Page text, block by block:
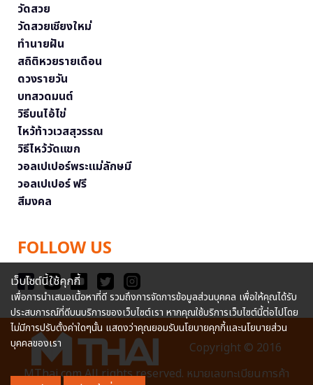
วัดสวย
วัดสวยเชียงใหม่
ทำนายฝัน
สถิติหวยรายเดือน
ดวงรายวัน
บทสวดมนต์
วิธีบนไอ้ไข่
ไหว้ท้าวเวสสุวรรณ
วิธีไหว้วัดแขก
วอลเปเปอร์พระแม่ลักษมี
วอลเปเปอร์ ฟรี
สีมงคล
FOLLOW US
Copyright © 2016
MThai.com All rights reserved. หมายเลขทะเบียนการค้า
เว็บไซต์นี้ใช้คุกกี้
เพื่อการนำเสนอเนื้อหาที่ดี รวมถึงการจัดการข้อมูลส่วนบุคคล เพื่อให้คุณได้รับ
ประสบการณ์ที่ดีบนบริการของเว็บไซต์เรา หากคุณใช้บริการเว็บไซต์นี้ต่อไปโดย
ไม่มีการปรับตั้งค่าใดๆนั้น แสดงว่าคุณยอมรับนโยบายคุกกี้และนโยบายส่วน
บุคคลของเรา